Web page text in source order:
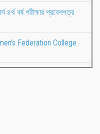
৪র্থ বর্ষ পরীক্ষার প্রবেশপত্র
Federation College